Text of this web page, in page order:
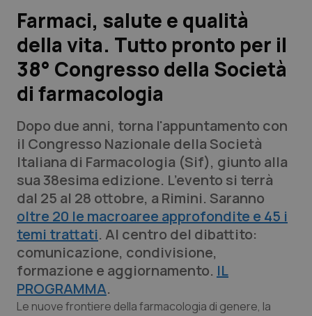
Lavoro e Professioni
Scienza e Farmaci
Studi e Analisi
Lettere al direttore
Edizioni Regionali
QS Pro
Professionisti Sanitari.AI
Abruzzo
Basilicata
QS Pro Gold
Artrite & artrosi
QS Club Newsletter
Farmaci, salute e qualità
della vita. Tutto pronto per il
38° Congresso della Società
di farmacologia
Dopo due anni, torna l'appuntamento con
il Congresso Nazionale della Società
Italiana di Farmacologia (Sif), giunto alla
sua 38esima edizione. L’evento si terrà
dal 25 al 28 ottobre, a Rimini. Saranno
oltre 20 le macroaree approfondite e 45 i
temi trattati. Al centro del dibattito:
comunicazione, condivisione,
formazione e aggiornamento. IL
PROGRAMMA.
Le nuove frontiere della farmacologia di genere, la